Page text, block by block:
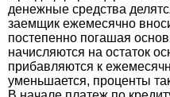
денежные средства
заемщик ежемесячно
постепенно погашая
начисляются на остаток
прибавляются к
уменьшается, проценты